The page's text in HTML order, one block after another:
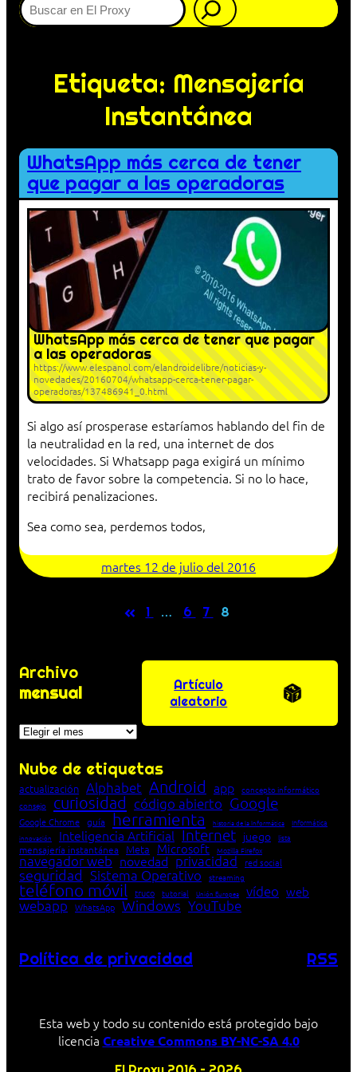
Etiqueta: Mensajería
Instantánea
WhatsApp más cerca de tener
que pagar a las operadoras
WhatsApp más cerca de tener que pagar
a las operadoras
https://www.elespanol.com/elandroidelibre/noticias-y-
novedades/20160704/whatsapp-cerca-tener-pagar-
operadoras/137486941_0.html
Si algo así prosperase estaríamos hablando del fin de
la neutralidad en la red, una internet de dos
velocidades. Si Whatsapp paga exigirá un mínimo
trato de favor sobre la competencia. Si no lo hace,
recibirá penalizaciones.
Sea como sea, perdemos todos,
martes 12 de julio del 2016
« 1 … 6 7 8
Archivo
mensual
Archivos
Artículo
aleatorio
Nube de etiquetas
actualización Alphabet Android app concepto informático
consejo
curiosidad código abierto Google
Google Chrome guía herramienta historia de la Informática Informática
innovación Inteligencia Artificial Internet juego lista
mensajería instantánea Meta Microsoft Mozilla Firefox
navegador web novedad privacidad red social
seguridad Sistema Operativo streaming
teléfono móvil truco tutorial Unión Europea vídeo web
webapp WhatsApp Windows YouTube
Política de privacidad RSS
Esta web y todo su contenido está protegido bajo
licencia Creative Commons BY-NC-SA 4.0